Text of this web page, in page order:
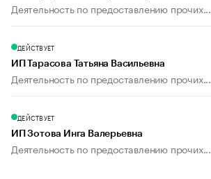
Деятельность по предоставлению прочих...
ДЕЙСТВУЕТ
ИП Тарасова Татьяна Васильевна
Деятельность по предоставлению прочих...
ДЕЙСТВУЕТ
ИП Зотова Инга Валерьевна
Деятельность по предоставлению прочих...